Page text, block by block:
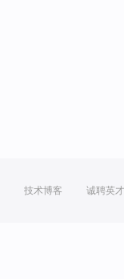
技术博客 诚聘英才